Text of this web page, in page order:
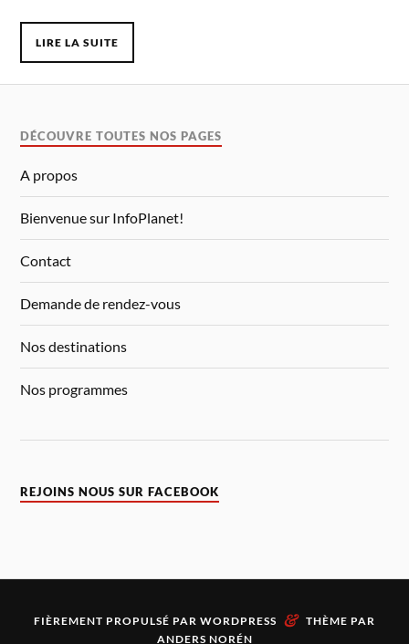
LIRE LA SUITE
DÉCOUVRE TOUTES NOS PAGES
A propos
Bienvenue sur InfoPlanet!
Contact
Demande de rendez-vous
Nos destinations
Nos programmes
REJOINS NOUS SUR FACEBOOK
FIÈREMENT PROPULSÉ PAR WORDPRESS & THÈME PAR
ANDERS NORÉN